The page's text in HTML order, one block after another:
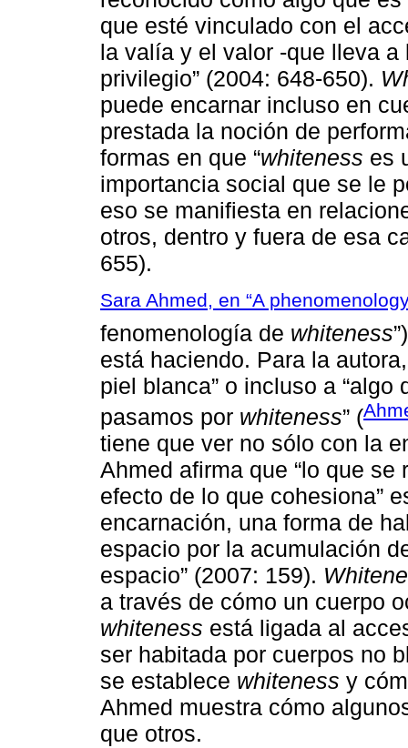
que esté vinculado con el
la valía y el valor -que lleva
privilegio” (2004: 648-650).
puede encarnar incluso en
prestada la noción de
formas en que “whiteness es
importancia social que se le
eso se manifiesta en
otros, dentro y fuera de esa
655).
Sara Ahmed, en “A
fenomenología de whiteness
está haciendo. Para la
piel blanca” o incluso a
pasamos por whiteness” (
tiene que ver no sólo con la
Ahmed afirma que “lo que se
efecto de lo que cohesiona”
encarnación, una forma de
espacio por la acumulación
espacio” (2007: 159).
a través de cómo un cuerpo
whiteness está ligada al
ser habitada por cuerpos no
se establece whiteness y
Ahmed muestra cómo
que otros.